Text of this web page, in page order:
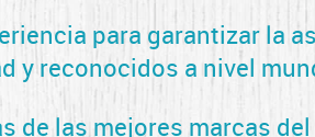
para garantizar la
y reconocidos a nivel
de las mejores marcas